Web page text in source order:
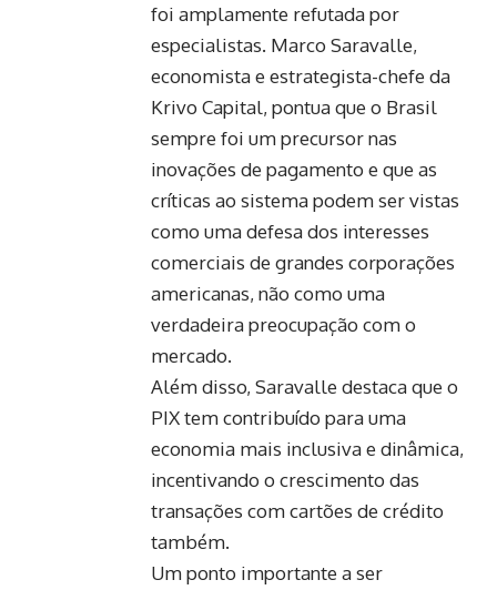
foi amplamente refutada por
especialistas. Marco Saravalle,
economista e estrategista-chefe da
Krivo Capital, pontua que o Brasil
sempre foi um precursor nas
inovações de pagamento e que as
críticas ao sistema podem ser vistas
como uma defesa dos interesses
comerciais de grandes corporações
americanas, não como uma
verdadeira preocupação com o
mercado.
Além disso, Saravalle destaca que o
PIX tem contribuído para uma
economia mais inclusiva e dinâmica,
incentivando o crescimento das
transações com cartões de crédito
também.
Um ponto importante a ser